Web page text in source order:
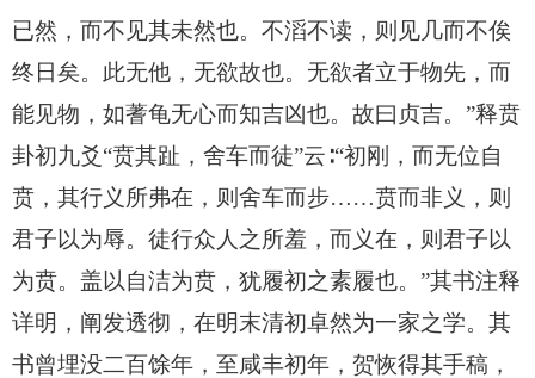
已然，而不见其未然也。不滔不读，则见几而不俟
终日矣。此无他，无欲故也。无欲者立于物先，而
能见物，如蓍龟无心而知吉凶也。故曰贞吉。”释贲
卦初九爻“贲其趾，舍车而徒”云∶“初刚，而无位自
贲，其行义所弗在，则舍车而步……贲而非义，则
君子以为辱。徒行众人之所羞，而义在，则君子以
为贲。盖以自洁为贲，犹履初之素履也。”其书注释
详明，阐发透彻，在明末清初卓然为一家之学。其
书曾埋没二百馀年，至咸丰初年，贺恢得其手稿，